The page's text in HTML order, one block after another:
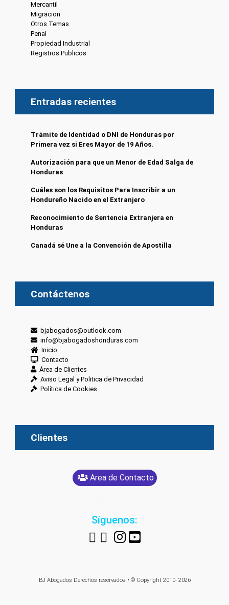
Mercantil
Migracion
Otros Temas
Penal
Propiedad Industrial
Registros Publicos
Entradas recientes
Trámite de Identidad o DNI de Honduras por
Primera vez si Eres Mayor de 19 Años.
Autorización para que un Menor de Edad Salga de
Honduras
Cuáles son los Requisitos Para Inscribir a un
Hondureño Nacido en el Extranjero
Reconocimiento de Sentencia Extranjera en
Honduras
Canadá sé Une a la Convención de Apostilla
Contáctenos
bjabogados@outlook.com
info@bjabogadoshonduras.com
Inicio
Contacto
Área de Clientes
Aviso Legal y Politica de Privacidad
Política de Cookies
Clientes
Area de Contacto
Síguenos:
BJ Abogados Derechos reservados • © Copyright 2010- 2026